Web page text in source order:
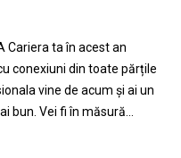
Cariera ta în acest an
conexiuni din toate părțile
vine de acum și ai un
Vei fi în măsură...